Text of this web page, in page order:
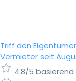
Triff den
Vermieter seit
4.8/5 basierend